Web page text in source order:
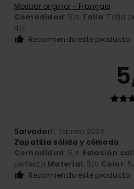
Mostrar original - Français
Comodidad: 5/5 Talla: Talla
4/5
Recomiendo este producto
5
Salvador11. febrero 2026
Zapatilla sólida y cómoda
Comodidad: 5/5 Relación
perfecta Material: 5/5 Color: 5
Recomiendo este producto